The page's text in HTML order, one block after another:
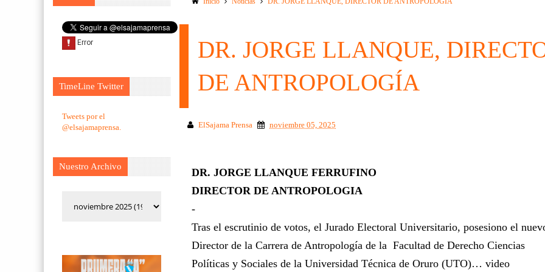
TimeLine Twitter
Tweets por el
@elsajamaprensa.
Nuestro Archivo
DR. JORGE LLANQUE,
DE ANTROPOLOGÍA
ElSajama Prensa noviembre 05, 2025
DR. JORGE LLANQUE FERRUFINO
DIRECTOR DE ANTROPOLOGIA
-
Tras el escrutinio de votos, el Jurado Electoral Universitario, posesiono el
Director de la Carrera de Antropología de la Facultad de Derecho Ciencias
Políticas y Sociales de la Universidad Técnica de Oruro (UTO)… video